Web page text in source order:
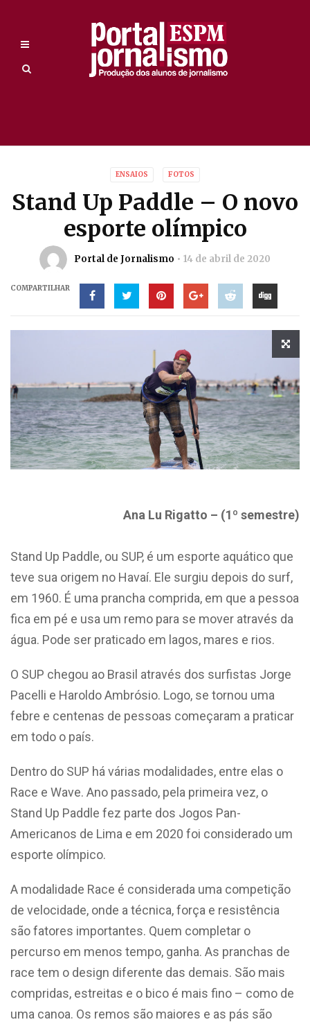
ENSAIOS FOTOS
Stand Up Paddle – O novo
esporte olímpico
Portal de Jornalismo 14 de abril de 2020
COMPARTILHAR
Ana Lu Rigatto – (1º semestre)
Stand Up Paddle, ou SUP, é um esporte aquático que
teve sua origem no Havaí. Ele surgiu depois do surf,
em 1960. É uma prancha comprida, em que a pessoa
fica em pé e usa um remo para se mover através da
água. Pode ser praticado em lagos, mares e rios.
O SUP chegou ao Brasil através dos surfistas Jorge
Pacelli e Haroldo Ambrósio. Logo, se tornou uma
febre e centenas de pessoas começaram a praticar
em todo o país.
Dentro do SUP há várias modalidades, entre elas o
Race e Wave. Ano passado, pela primeira vez, o
Stand Up Paddle fez parte dos Jogos Pan-
Americanos de Lima e em 2020 foi considerado um
esporte olímpico.
A modalidade Race é considerada uma competição
de velocidade, onde a técnica, força e resistência
são fatores importantes. Quem completar o
percurso em menos tempo, ganha. As pranchas de
race tem o design diferente das demais. São mais
compridas, estreitas e o bico é mais fino – como de
uma canoa. Os remos são maiores e as pás são